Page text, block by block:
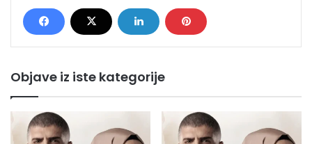
Objave iz iste kategorije